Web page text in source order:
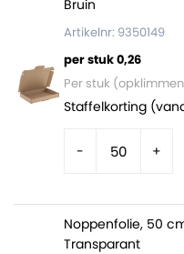
Bruin
Artikelnr: 9350149
per stuk 0,26
Per stuk
Staffelkorting
- +
Noppenfolie, 50
Transparant